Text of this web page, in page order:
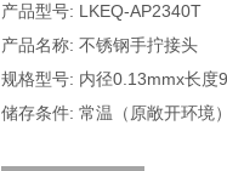
产品型号: LKEQ-AP2340T
产品名称: 不锈钢手拧接头
规格型号: 内径0.13mmx长度
储存条件: 常温（原敞开环境）